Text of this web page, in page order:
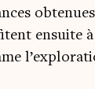
ensuite à